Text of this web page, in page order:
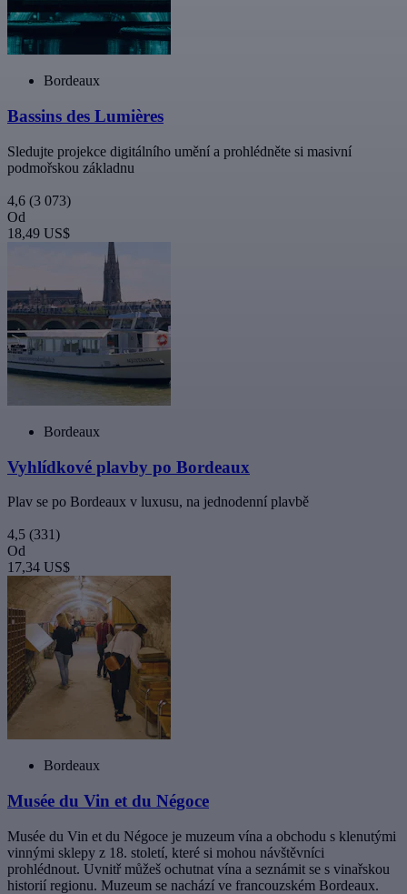
Bordeaux
Bassins des Lumières
Sledujte projekce digitálního umění a prohlédněte si masivní
podmořskou základnu
4,6 (3 073)
Od
18,49 US$
Bordeaux
Vyhlídkové plavby po Bordeaux
Plav se po Bordeaux v luxusu, na jednodenní plavbě
4,5 (331)
Od
17,34 US$
Bordeaux
Musée du Vin et du Négoce
Musée du Vin et du Négoce je muzeum vína a obchodu s klenutými
vinnými sklepy z 18. století, které si mohou návštěvníci
prohlédnout. Uvnitř můžeš ochutnat vína a seznámit se s vinařskou
historií regionu. Muzeum se nachází ve francouzském Bordeaux.